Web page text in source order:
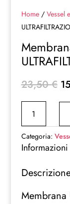
Home/ Vessel
23,50€ Il
ultrafiltrazione
UF
Categoria: